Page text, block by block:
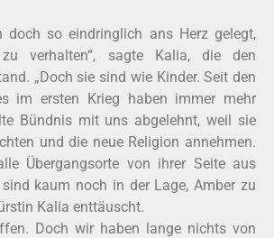
doch so eindringlich ans Herz gelegt,
verhalten“, sagte Kalia, die den
„Doch sie sind wie Kinder. Seit den
im ersten Krieg haben immer mehr
Bündnis mit uns abgelehnt, weil sie
und die neue Religion annehmen.
Übergangsorte von ihrer Seite aus
kaum noch in der Lage, Amber zu
Kalia enttäuscht.
Doch wir haben lange nichts von